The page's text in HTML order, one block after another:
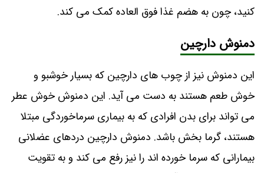
کنید، چون به هضم غذا فوق العاده کمک می کند.
دمنوش دارچین
این دمنوش نیز از چوب های دارچین که بسیار خوشبو و
خوش طعم هستند به دست می آید. این دمنوش خوش عطر
می تواند برای بدن افرادی که به بیماری سرماخوردگی مبتلا
هستند، گرما بخش باشد. دمنوش دارچین دردهای عضلانی
بیمارانی که سرما خورده اند را نیز رفع می کند و به تقویت